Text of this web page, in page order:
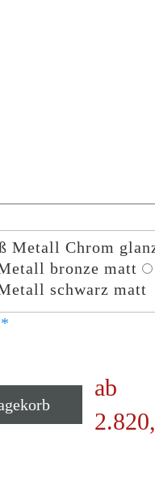
Metall Chrom
bronze matt
schwarz matt
*
ab